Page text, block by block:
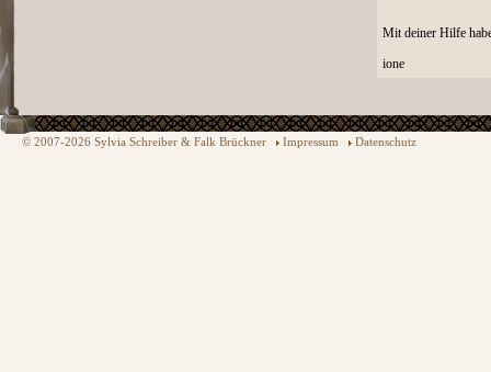
Mit deiner Hilfe
ione
© 2007-2026 Sylvia Schreiber & Falk Brückner Impressum Datenschutz